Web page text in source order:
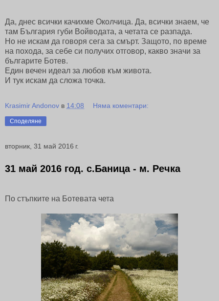
Да, днес всички качихме Околчица. Да, всички знаем, че
там България губи Войводата, а четата се разпада.
Но не искам да говоря сега за смърт. Защото, по време
на похода, за себе си получих отговор, какво значи за
българите Ботев.
Един вечен идеал за любов към живота.
И тук искам да сложа точка.
Krasimir Andonov в 14:08 Няма коментари:
Споделяне
вторник, 31 май 2016 г.
31 май 2016 год. с.Баница - м. Речка
По стъпките на Ботевата чета